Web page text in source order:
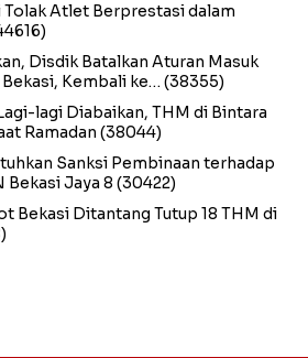
Tolak Atlet Berprestasi dalam
Disdik Batalkan Aturan Masuk
Kembali ke… (38355)
lagi Diabaikan, THM di Bintara
Ramadan (38044)
Sanksi Pembinaan terhadap
Bekasi Jaya 8 (30422)
Bekasi Ditantang Tutup 18 THM di